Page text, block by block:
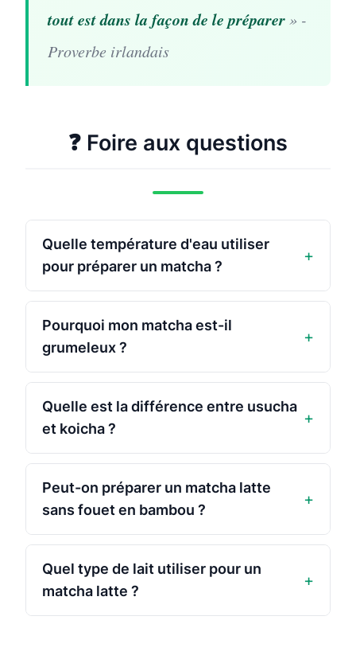
tout est dans la façon de le préparer» -
Proverbe irlandais
❓ Foire aux questions
Quelle température d'eau utiliser
pour préparer un matcha ?
+
Pourquoi mon matcha est-il
grumeleux ?
+
Quelle est la différence entre usucha
et koicha ?
+
Peut-on préparer un matcha latte
sans fouet en bambou ?
+
Quel type de lait utiliser pour un
matcha latte ?
+